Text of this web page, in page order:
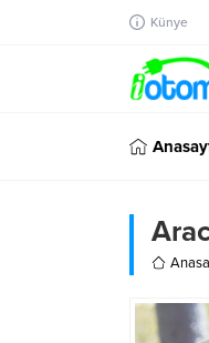
Künye